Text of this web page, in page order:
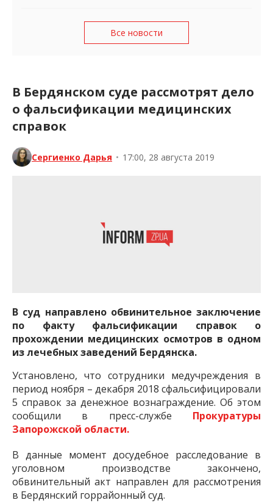
Все новости
В Бердянском суде рассмотрят дело
о фальсификации медицинских
справок
Сергиенко Дарья • 17:00, 28 августа 2019
В суд направлено обвинительное заключение
по факту фальсификации справок о
прохождении медицинских осмотров в одном
из лечебных заведений Бердянска.
Установлено, что сотрудники медучреждения в
период ноября – декабря 2018 сфальсифицировали
5 справок за денежное вознаграждение. Об этом
сообщили в пресс-службе Прокуратуры
Запорожской области.
В данные момент досудебное расследование в
уголовном производстве закончено,
обвинительный акт направлен для рассмотрения
в Бердянский горрайонный суд.